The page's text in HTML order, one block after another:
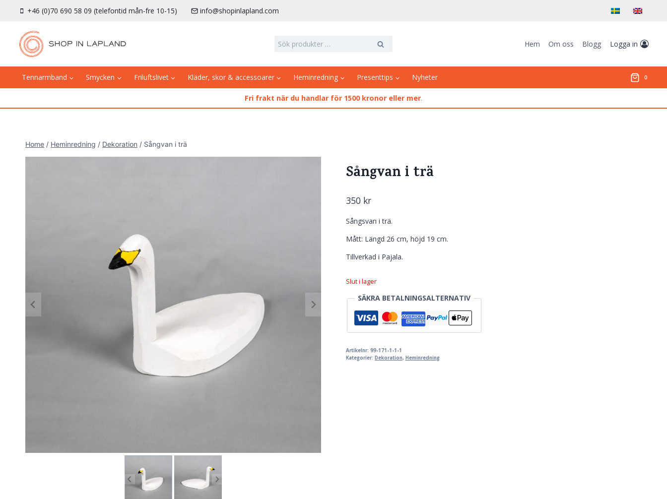
+46 (0)70 690 58 09 (telefontid mån-fre 10-15) info@shopinlapland.com
Sök
Sök Hem Om oss Blogg Logga in
Tennarmband Smycken Friluftslivet Kläder, skor & accessoarer Heminredning Presenttips Nyheter 0
Fri frakt när du handlar för 1500 kronor eller mer.
Home / Heminredning / Dekoration / Sångvan i trä
Sångvan i trä
350 kr
Sångsvan i trä.
Mått: Längd 26 cm, höjd 19 cm.
Tillverkad i Pajala.
Slut i lager
SÄKRA BETALNINGSALTERNATIV
Artikelnr: 99-171-1-1-1
Kategorier: Dekoration, Heminredning